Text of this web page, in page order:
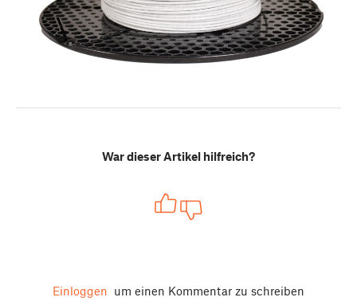
War dieser Artikel hilfreich?
Einloggen um einen Kommentar zu schreiben